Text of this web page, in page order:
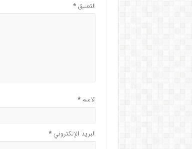
التعليق*
الاسم*
البريد الإلكتروني*